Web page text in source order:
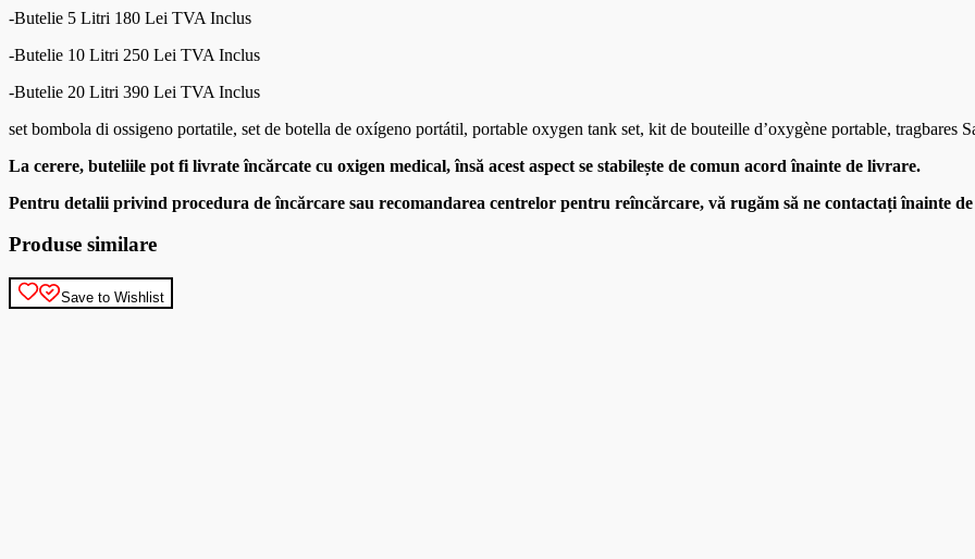
-Butelie 5 Litri 180 Lei TVA Inclus
-Butelie 10 Litri 250 Lei TVA Inclus
-Butelie 20 Litri 390 Lei TVA Inclus
set bombola di ossigeno portatile, set de botella de oxígeno portátil, portable oxygen tank set, kit de bouteille d’oxygène portable, tragbares
La cerere, buteliile pot fi livrate încărcate cu oxigen medical, însă acest aspect se stabilește de comun acord înainte de livrare.
Pentru detalii privind procedura de încărcare sau recomandarea centrelor pentru reîncărcare, vă rugăm să ne contactați înainte de
Produse similare
Save to Wishlist